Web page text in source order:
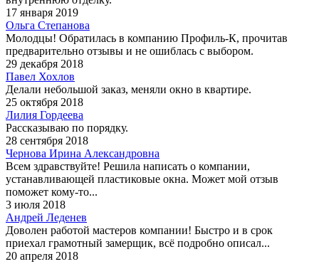
17 января 2019
Ольга Степанова
Молодцы! Обратилась в компанию Профиль-К, прочитав
предварительно отзывы и не ошиблась с выбором.
29 декабря 2018
Павел Хохлов
Делали небольшой заказ, меняли окно в квартире.
25 октября 2018
Лилия Гордеева
Рассказываю по порядку.
28 сентября 2018
Чернова Ирина Александровна
Всем здравствуйте! Решила написать о компании,
устанавливающей пластиковые окна. Может мой отзыв
поможет кому-то...
3 июля 2018
Андрей Леденев
Доволен работой мастеров компании! Быстро и в срок
приехал грамотный замерщик, всё подробно описал...
20 апреля 2018